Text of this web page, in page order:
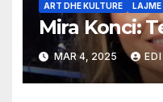
ART DHE KULTURE LAJME
Mira Konci:
MAR 4, 2025